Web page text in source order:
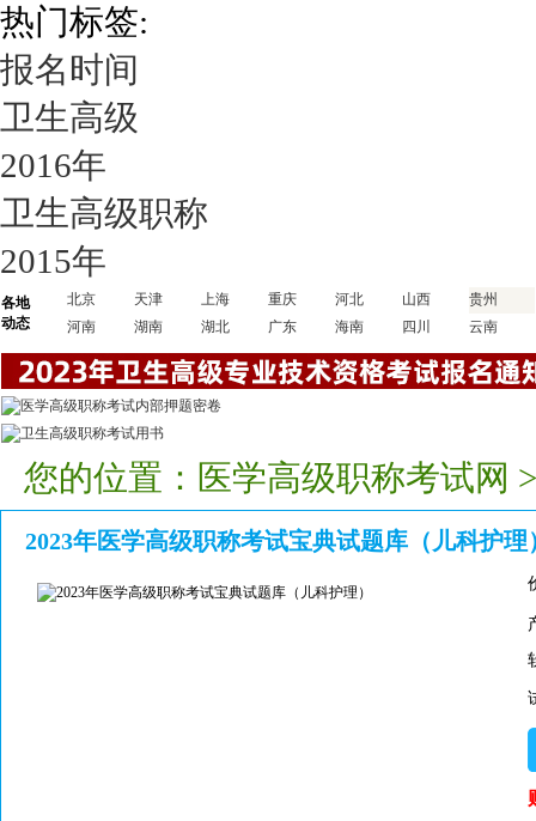
热门标签:
报名时间
卫生高级
2016年
卫生高级职称
2015年
各地
动态
北京 天津 上海 重庆 河北 山西
贵州
河南
湖南 湖北 广东 海南 四川 云南
您的位置： 医学高级职称考试网
2023年医学高级职称考试宝典试题库（儿科护理